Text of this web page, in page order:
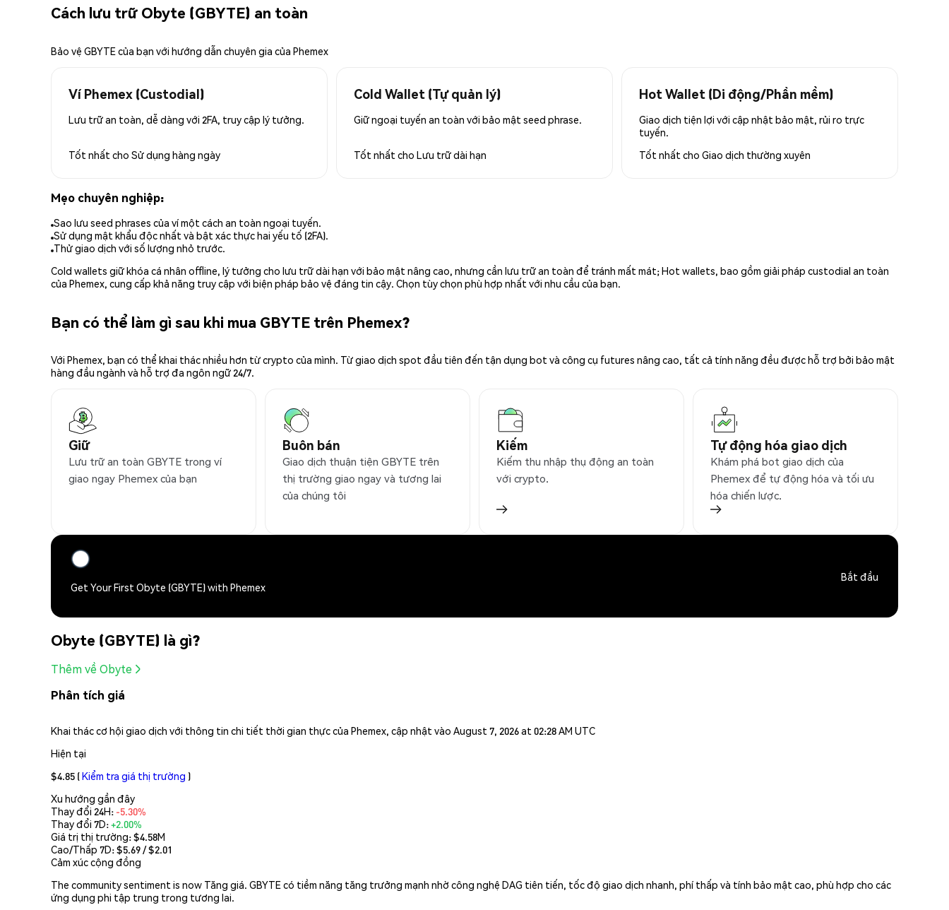
Cách lưu trữ Obyte (GBYTE) an toàn
Bảo vệ GBYTE của bạn với hướng dẫn chuyên gia của Phemex
Ví Phemex (Custodial)
Lưu trữ an toàn, dễ dàng với 2FA, truy cập lý tưởng.
Tốt nhất cho Sử dụng hàng ngày
Cold Wallet (Tự quản lý)
Giữ ngoại tuyến an toàn với bảo mật seed phrase.
Tốt nhất cho Lưu trữ dài hạn
Hot Wallet (Di động/Phần mềm)
Giao dịch tiện lợi với cập nhật bảo mật, rủi ro trực
tuyến.
Tốt nhất cho Giao dịch thường xuyên
Mẹo chuyên nghiệp:
Sao lưu seed phrases của ví một cách an toàn ngoại tuyến.
Sử dụng mật khẩu độc nhất và bật xác thực hai yếu tố (2FA).
Thử giao dịch với số lượng nhỏ trước.
Cold wallets giữ khóa cá nhân offline, lý tưởng cho lưu trữ dài hạn với bảo mật nâng cao, nhưng cần lưu trữ an toàn để tránh mất mát; Hot wallets, bao gồm giải pháp custodial an toàn
của Phemex, cung cấp khả năng truy cập với biện pháp bảo vệ đáng tin cậy. Chọn tùy chọn phù hợp nhất với nhu cầu của bạn.
Bạn có thể làm gì sau khi mua GBYTE trên Phemex?
Với Phemex, bạn có thể khai thác nhiều hơn từ crypto của mình. Từ giao dịch spot đầu tiên đến tận dụng bot và công cụ futures nâng cao, tất cả tính năng đều được hỗ trợ bởi bảo mật
hàng đầu ngành và hỗ trợ đa ngôn ngữ 24/7.
Giữ
Lưu trữ an toàn GBYTE trong ví
giao ngay Phemex của bạn
Buôn bán
Giao dịch thuận tiện GBYTE trên
thị trường giao ngay và tương lai
của chúng tôi
Kiếm
Kiếm thu nhập thụ động an toàn
với crypto.
Tự động hóa giao dịch
Khám phá bot giao dịch của
Phemex để tự động hóa và tối ưu
hóa chiến lược.
Get Your First Obyte (GBYTE) with Phemex
Bắt đầu
Obyte (GBYTE) là gì?
Thêm về Obyte
Phân tích giá
Khai thác cơ hội giao dịch với thông tin chi tiết thời gian thực của Phemex, cập nhật vào August 7, 2026 at 02:28 AM UTC
Hiện tại
$4.85 (Kiểm tra giá thị trường )
Xu hướng gần đây
Thay đổi 24H: -5.30%
Thay đổi 7D:+2.00%
Giá trị thị trường:$4.58M
Cao/Thấp 7D: $5.69/ $2.01
Cảm xúc cộng đồng
The community sentiment is now Tăng giá. GBYTE có tiềm năng tăng trưởng mạnh nhờ công nghệ DAG tiên tiến, tốc độ giao dịch nhanh, phí thấp và tính bảo mật cao, phù hợp cho các
ứng dụng phi tập trung trong tương lai.